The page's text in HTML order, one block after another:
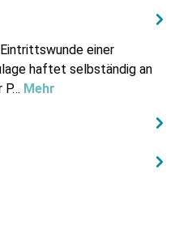
einer
haftet selbständig an
P… Mehr